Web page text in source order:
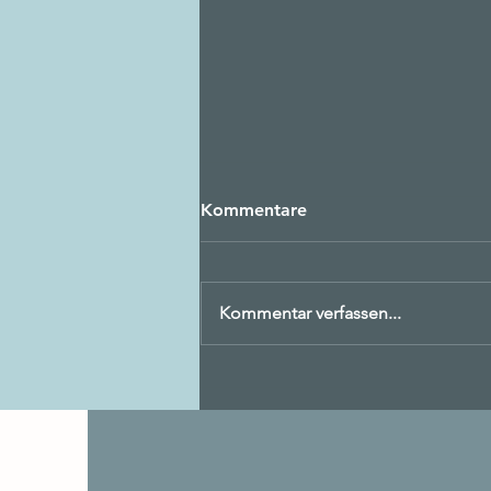
eigentlich in der Poststelle
Kommentare
Kommentar verfassen...